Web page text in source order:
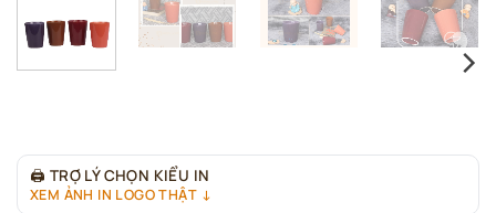
🖨 TRỢ LÝ CHỌN KIỂU IN
XEM ẢNH IN LOGO THẬT ↓